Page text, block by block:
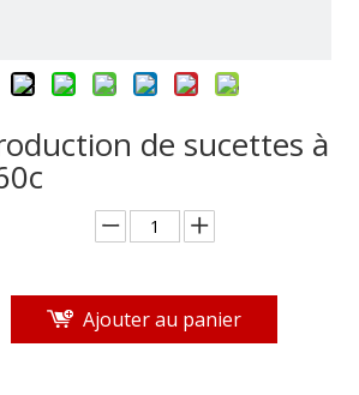
de sucettes à
Ajouter au panier